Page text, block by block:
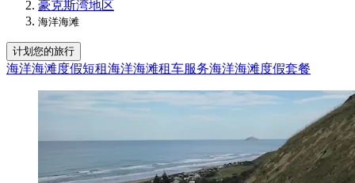
豪克斯湾地区
海洋海滩
计划您的旅行
海洋海滩度假短租海洋海滩租车服务海洋海滩度假套餐